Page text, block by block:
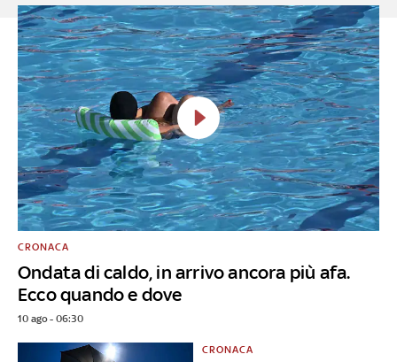
Ondata di caldo, in arrivo ancora più afa.
Ecco quando e dove
CRONACA
10 ago - 06:30
CRONACA